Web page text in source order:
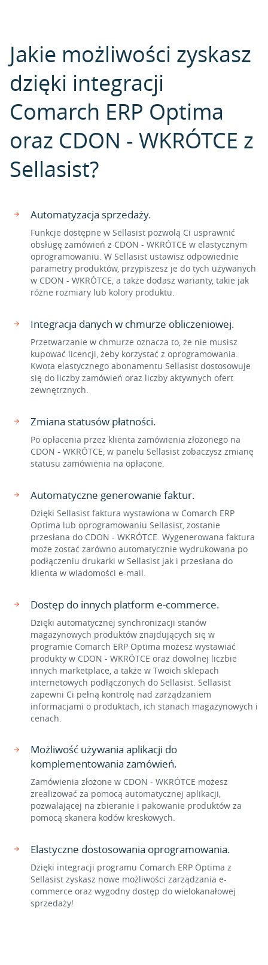
Jakie możliwości zyskasz
dzięki integracji
Comarch ERP Optima
oraz CDON - WKRÓTCE z
Sellasist?
Automatyzacja sprzedaży.
Funkcje dostępne w Sellasist pozwolą Ci usprawnić
obsługę zamówień z CDON - WKRÓTCE w elastycznym
oprogramowaniu. W Sellasist ustawisz odpowiednie
parametry produktów, przypiszesz je do tych używanych
w CDON - WKRÓTCE, a także dodasz warianty, takie jak
różne rozmiary lub kolory produktu.
Integracja danych w chmurze obliczeniowej.
Przetwarzanie w chmurze oznacza to, że nie musisz
kupować licencji, żeby korzystać z oprogramowania.
Kwota elastycznego abonamentu Sellasist dostosowuje
się do liczby zamówień oraz liczby aktywnych ofert
zewnętrznych.
Zmiana statusów płatności.
Po opłacenia przez klienta zamówienia złożonego na
CDON - WKRÓTCE, w panelu Sellasist zobaczysz zmianę
statusu zamówienia na opłacone.
Automatyczne generowanie faktur.
Dzięki Sellasist faktura wystawiona w Comarch ERP
Optima lub oprogramowaniu Sellasist, zostanie
przesłana do CDON - WKRÓTCE. Wygenerowana faktura
może zostać zarówno automatycznie wydrukowana po
podłączeniu drukarki w Sellasist jak i przesłana do
klienta w wiadomości e-mail.
Dostęp do innych platform e-commerce.
Dzięki automatycznej synchronizacji stanów
magazynowych produktów znajdujących się w
programie Comarch ERP Optima możesz wystawiać
produkty w CDON - WKRÓTCE oraz dowolnej liczbie
innych marketplace, a także w Twoich sklepach
internetowych podłączonych do Sellasist. Sellasist
zapewni Ci pełną kontrolę nad zarządzaniem
informacjami o produktach, ich stanach magazynowych i
cenach.
Możliwość używania aplikacji do
komplementowania zamówień.
Zamówienia złożone w CDON - WKRÓTCE możesz
zrealizować za pomocą automatycznej aplikacji,
pozwalającej na zbieranie i pakowanie produktów za
pomocą skanera kodów kreskowych.
Elastyczne dostosowania oprogramowania.
Dzięki integracji programu Comarch ERP Optima z
Sellasist zyskasz nowe możliwości zarządzania e-
commerce oraz wygodny dostęp do wielokanałowej
sprzedaży!